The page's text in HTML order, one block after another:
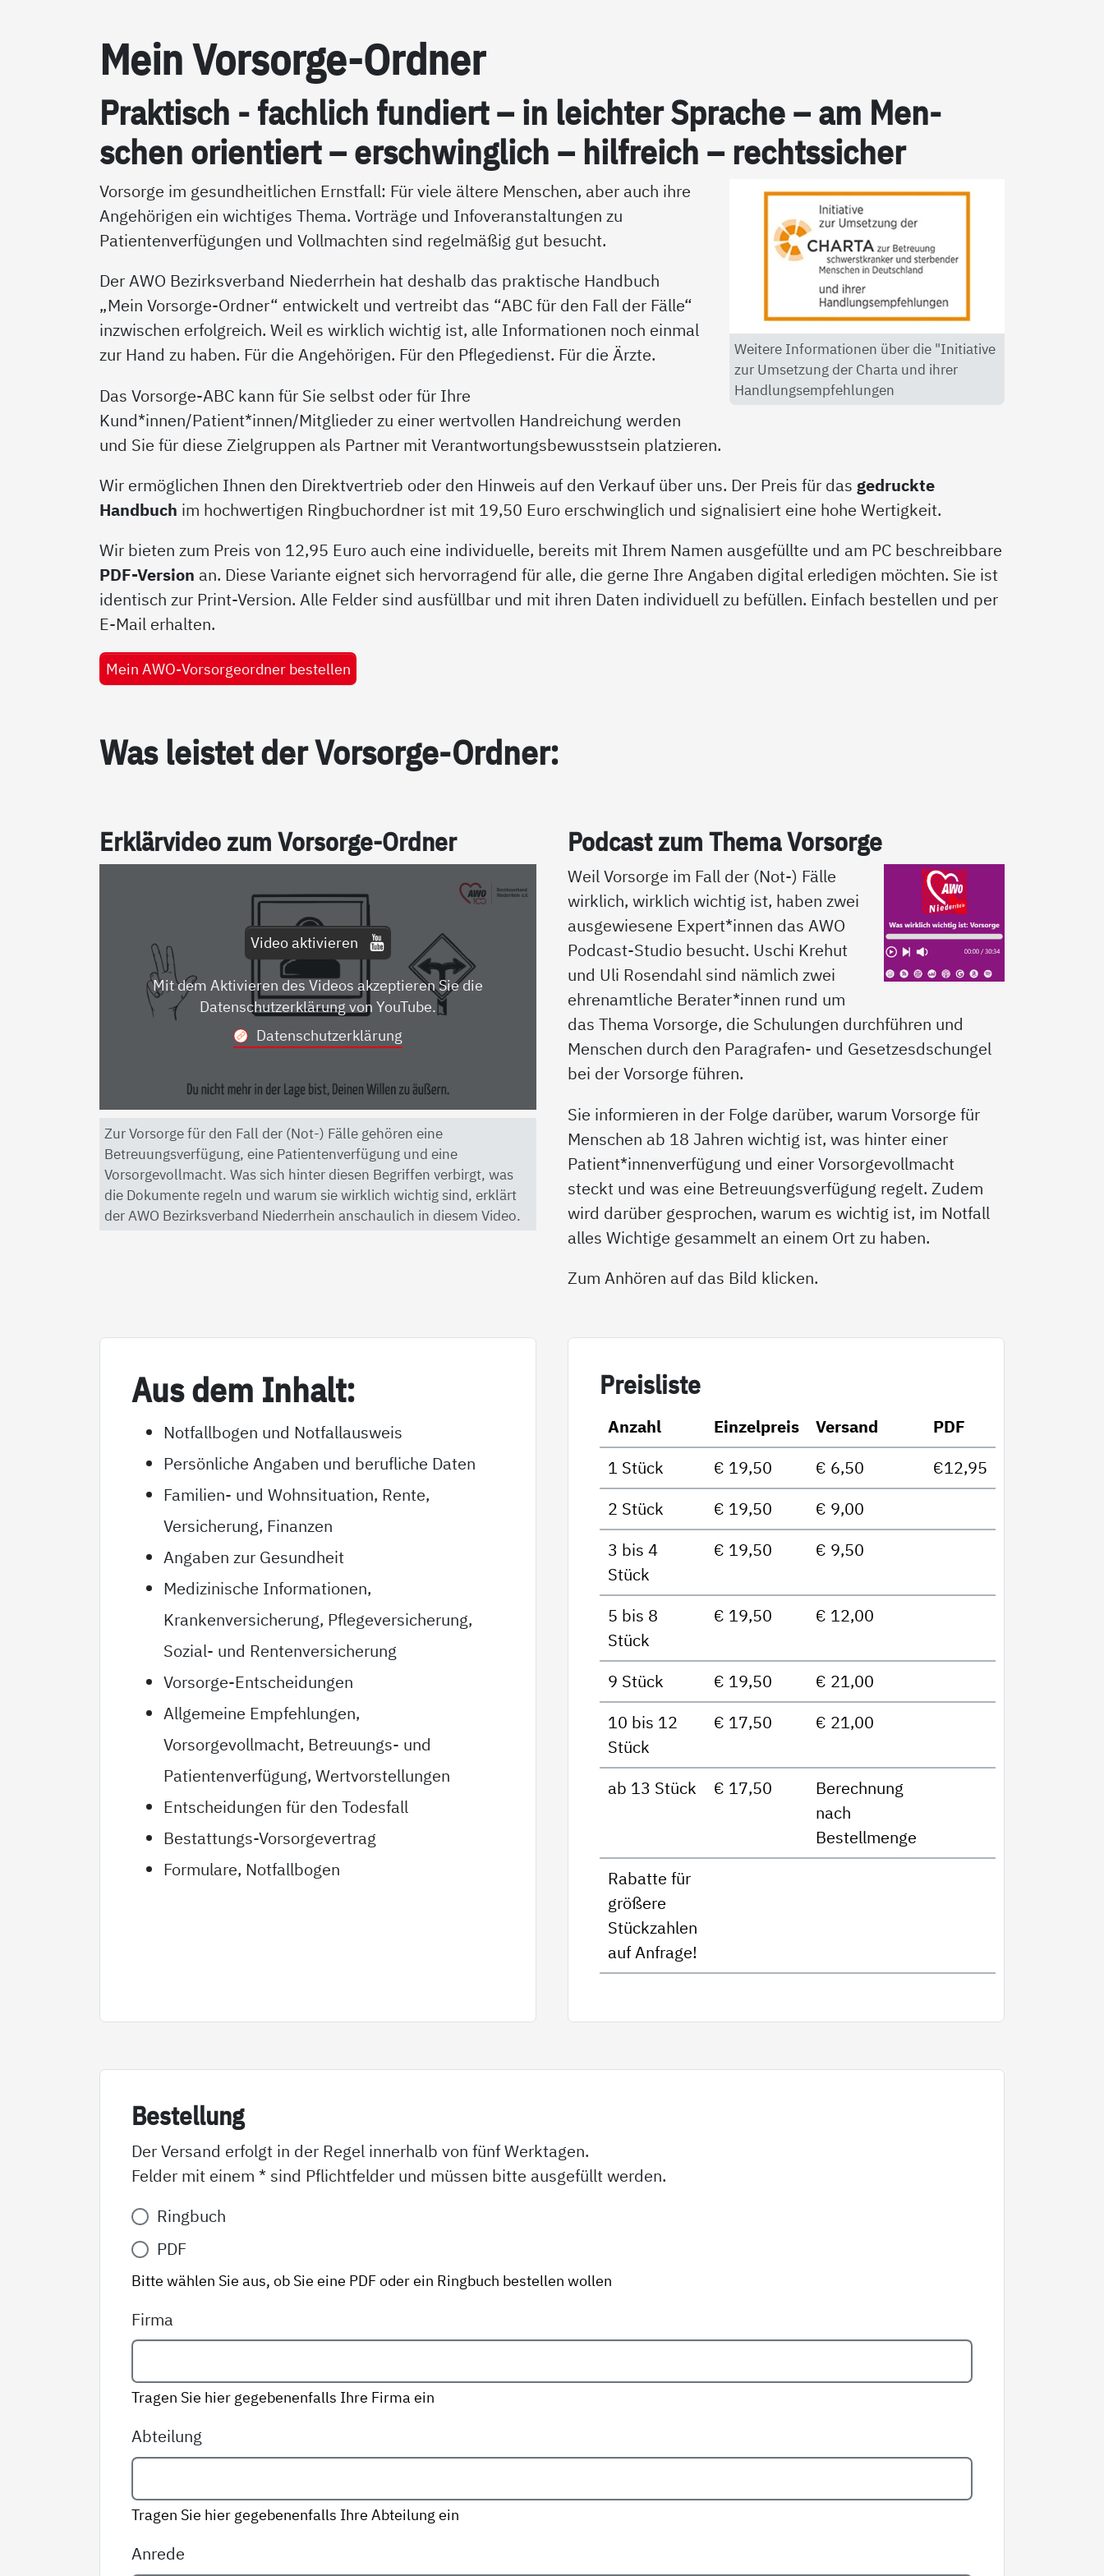
Mein Vor­sor­ge-Ord­ner
Prak­tisch - fach­lich fun­diert – in leich­ter Spra­che – am Men­
schen ori­en­tiert – er­schwing­lich – hil­f­reich – rechts­si­cher
Weitere Informationen über die "Initiative
zur Umsetzung der Charta und ihrer
Handlungsempfehlungen
Vorsorge im gesundheitlichen Ernstfall: Für viele ältere Menschen, aber auch ihre
Angehörigen ein wichtiges Thema. Vorträge und Infoveranstaltungen zu
Patientenverfügungen und Vollmachten sind regelmäßig gut besucht.
Der AWO Bezirksverband Niederrhein hat deshalb das praktische Handbuch
„Mein Vorsorge-Ordner“ entwickelt und vertreibt das “ABC für den Fall der Fälle“
inzwischen erfolgreich. Weil es wirklich wichtig ist, alle Informationen noch einmal
zur Hand zu haben. Für die Angehörigen. Für den Pflegedienst. Für die Ärzte.
Das Vorsorge-ABC kann für Sie selbst oder für Ihre
Kund*innen/Patient*innen/Mitglieder zu einer wertvollen Handreichung werden
und Sie für diese Zielgruppen als Partner mit Verantwortungsbewusstsein platzieren.
Wir ermöglichen Ihnen den Direktvertrieb oder den Hinweis auf den Verkauf über uns. Der Preis für das gedruckte
Handbuch im hochwertigen Ringbuchordner ist mit 19,50 Euro erschwinglich und signalisiert eine hohe Wertigkeit.
Wir bieten zum Preis von 12,95 Euro auch eine individuelle, bereits mit Ihrem Namen ausgefüllte und am PC beschreibbare
PDF-Version an. Diese Variante eignet sich hervorragend für alle, die gerne Ihre Angaben digital erledigen möchten. Sie ist
identisch zur Print-Version. Alle Felder sind ausfüllbar und mit ihren Daten individuell zu befüllen. Einfach bestellen und per
E-Mail erhalten.
Mein AWO-Vorsorgeordner bestellen
Was leis­tet der Vor­sor­ge-Ord­ner:
Er­klär­vi­deo zum Vor­sor­ge-Ord­ner
Video aktivieren
Mit dem Aktivieren des Videos akzeptieren Sie die
Datenschutzerklärung von YouTube.
Datenschutzerklärung
Zur Vorsorge für den Fall der (Not-) Fälle gehören eine
Betreuungsverfügung, eine Patientenverfügung und eine
Vorsorgevollmacht. Was sich hinter diesen Begriffen verbirgt, was
die Dokumente regeln und warum sie wirklich wichtig sind, erklärt
der AWO Bezirksverband Niederrhein anschaulich in diesem Video.
Pod­cast zum The­ma Vor­sor­ge
Weil Vorsorge im Fall der (Not-) Fälle
wirklich, wirklich wichtig ist, haben zwei
ausgewiesene Expert*innen das AWO
Podcast-Studio besucht. Uschi Krehut
und Uli Rosendahl sind nämlich zwei
ehrenamtliche Berater*innen rund um
das Thema Vorsorge, die Schulungen durchführen und
Menschen durch den Paragrafen- und Gesetzesdschungel
bei der Vorsorge führen.
Sie informieren in der Folge darüber, warum Vorsorge für
Menschen ab 18 Jahren wichtig ist, was hinter einer
Patient*innenverfügung und einer Vorsorgevollmacht
steckt und was eine Betreuungsverfügung regelt. Zudem
wird darüber gesprochen, warum es wichtig ist, im Notfall
alles Wichtige gesammelt an einem Ort zu haben.
Zum Anhören auf das Bild klicken.
Aus dem In­halt:
Notfallbogen und Notfallausweis
Persönliche Angaben und berufliche Daten
Familien- und Wohnsituation, Rente,
Versicherung, Finanzen
Angaben zur Gesundheit
Medizinische Informationen,
Krankenversicherung, Pflegeversicherung,
Sozial- und Rentenversicherung
Vorsorge-Entscheidungen
Allgemeine Empfehlungen,
Vorsorgevollmacht, Betreuungs- und
Patientenverfügung, Wertvorstellungen
Entscheidungen für den Todesfall
Bestattungs-Vorsorgevertrag
Formulare, Notfallbogen
Preis­lis­te
Anzahl Einzelpreis Versand
PDF
1 Stück
€ 19,50 € 6,50
€12,95
2 Stück
€ 19,50
€ 9,00
3 bis 4
Stück
€ 19,50 € 9,50
5 bis 8
Stück
€ 19,50 € 12,00
9 Stück € 19,50
€ 21,00
10 bis 12
Stück
€ 17,50 € 21,00
ab 13 Stück € 17,50
Berechnung
nach
Bestellmenge
Rabatte für
größere
Stückzahlen
auf Anfrage!
Be­stel­lung
Der Versand erfolgt in der Regel innerhalb von fünf Werktagen.
Felder mit einem * sind Pflichtfelder und müssen bitte ausgefüllt werden.
Variante*
Ringbuch
PDF
Bitte wählen Sie aus, ob Sie eine PDF oder ein Ringbuch bestellen wollen
Firma
Tragen Sie hier gegebenenfalls Ihre Firma ein
Abteilung
Tragen Sie hier gegebenenfalls Ihre Abteilung ein
Anrede